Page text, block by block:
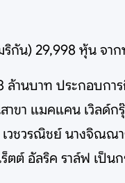
ริกัน) 29,998 หุ้น
านบาท ประกอบกา
สาขา แมคแคน เวิล
วชวรณิชย์ นางจิณณ
ตต์ อัลริค ราล์ฟ เป็นก